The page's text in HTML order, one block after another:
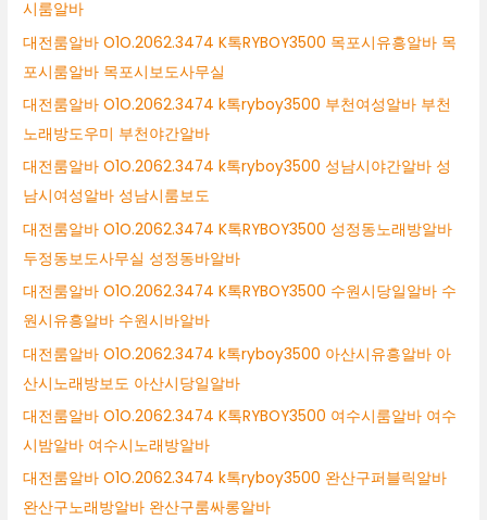
시룸알바
대전룸알바 O1O.2062.3474 K톡RYBOY3500 목포시유흥알바 목
포시룸알바 목포시보도사무실
대전룸알바 O1O.2062.3474 k톡ryboy3500 부천여성알바 부천
노래방도우미 부천야간알바
대전룸알바 O1O.2062.3474 k톡ryboy3500 성남시야간알바 성
남시여성알바 성남시룸보도
대전룸알바 O1O.2062.3474 K톡RYBOY3500 성정동노래방알바
두정동보도사무실 성정동바알바
대전룸알바 O1O.2062.3474 K톡RYBOY3500 수원시당일알바 수
원시유흥알바 수원시바알바
대전룸알바 O1O.2062.3474 k톡ryboy3500 아산시유흥알바 아
산시노래방보도 아산시당일알바
대전룸알바 O1O.2062.3474 K톡RYBOY3500 여수시룸알바 여수
시밤알바 여수시노래방알바
대전룸알바 O1O.2062.3474 k톡ryboy3500 완산구퍼블릭알바
완산구노래방알바 완산구룸싸롱알바